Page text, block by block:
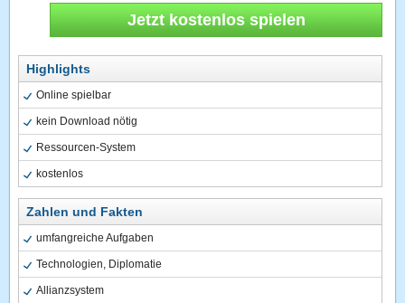
Jetzt kostenlos spielen
Highlights
Online spielbar
kein Download nötig
Ressourcen-System
kostenlos
Zahlen und Fakten
umfangreiche Aufgaben
Technologien, Diplomatie
Allianzsystem